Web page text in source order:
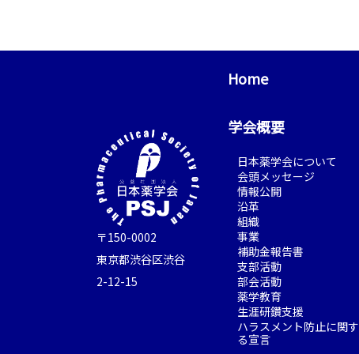
〒150-0002
東京都渋谷区渋谷
2-12-15
Home
学会概要
日本薬学会について
会頭メッセージ
情報公開
沿革
組織
事業
補助金報告書
支部活動
部会活動
薬学教育
生涯研鑽支援
ハラスメント防止に関す
る宣言